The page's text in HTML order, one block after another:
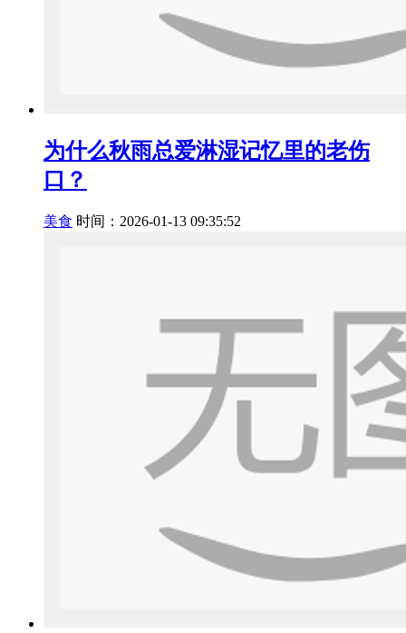
为什么秋雨总爱淋湿记忆里的老伤
口？
美食 时间：2026-01-13 09:35:52